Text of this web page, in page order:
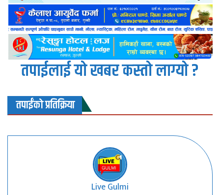
तपाईलाई यो खबर कस्तो लाग्यो ?
तपाईंको प्रतिक्रिया
Live Gulmi